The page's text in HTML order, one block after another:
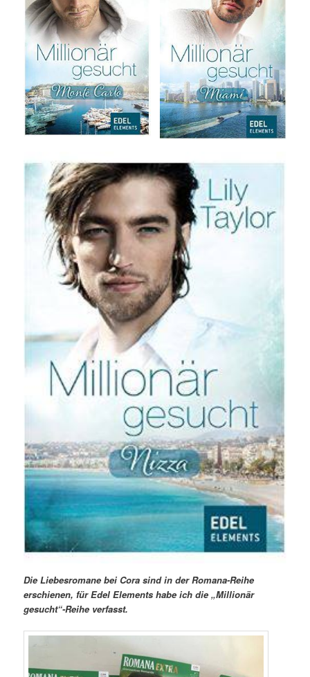
Die Liebesromane bei Cora sind in der Romana-Reihe
erschienen, für Edel Elements habe ich die „Millionär
gesucht“-Reihe verfasst.